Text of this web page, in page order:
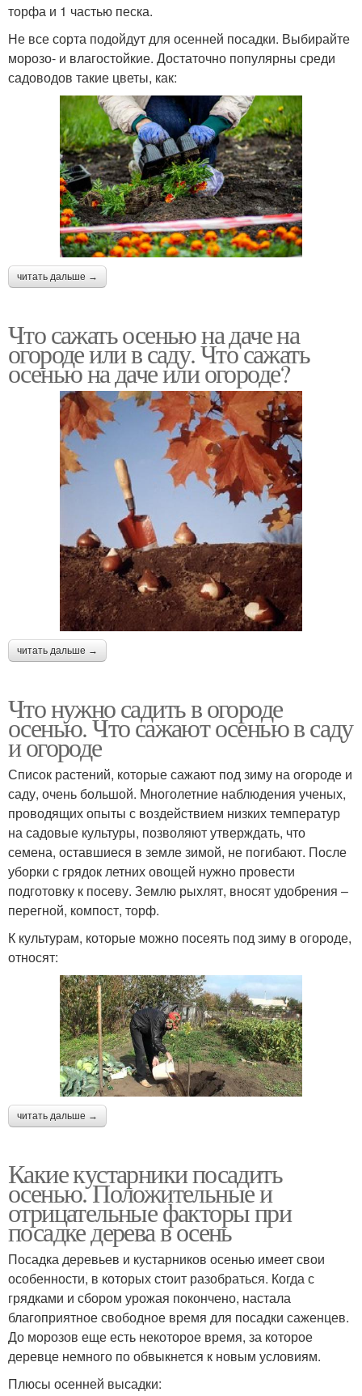
торфа и 1 частью песка.
Не все сорта подойдут для осенней посадки. Выбирайте
морозо- и влагостойкие. Достаточно популярны среди
садоводов такие цветы, как:
читать дальше →
Что сажать осенью на даче на
огороде или в саду. Что сажать
осенью на даче или огороде?
читать дальше →
Что нужно садить в огороде
осенью. Что сажают осенью в саду
и огороде
Список растений, которые сажают под зиму на огороде и
саду, очень большой. Многолетние наблюдения ученых,
проводящих опыты с воздействием низких температур
на садовые культуры, позволяют утверждать, что
семена, оставшиеся в земле зимой, не погибают. После
уборки с грядок летних овощей нужно провести
подготовку к посеву. Землю рыхлят, вносят удобрения –
перегной, компост, торф.
К культурам, которые можно посеять под зиму в огороде,
относят:
читать дальше →
Какие кустарники посадить
осенью. Положительные и
отрицательные факторы при
посадке дерева в осень
Посадка деревьев и кустарников осенью имеет свои
особенности, в которых стоит разобраться. Когда с
грядками и сбором урожая покончено, настала
благоприятное свободное время для посадки саженцев.
До морозов еще есть некоторое время, за которое
деревце немного по обвыкнется к новым условиям.
Плюсы осенней высадки: